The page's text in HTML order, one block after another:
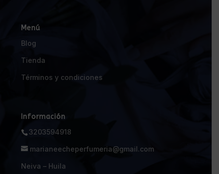
Menú
Blog
Tienda
Términos y condiciones
Información
3203594918
marianeecheperfumeria@gmail.com
Neiva – Huila